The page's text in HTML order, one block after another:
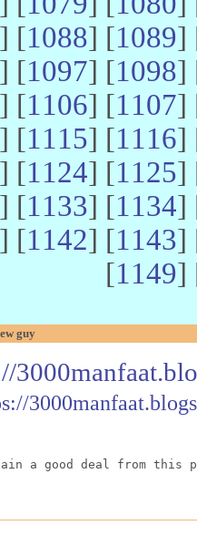
] [1088] [1089]
] [1097] [1098]
] [1106] [1107]
] [1115] [1116]
] [1124] [1125]
] [1133] [1134]
] [1142] [1143]
[1149]
guy
a good deal from this